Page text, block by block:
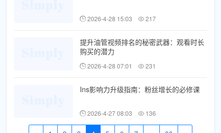
2026-4-28 15:03 217
提升油管视频排名的秘密武器：观看时长
购买的潜力
2026-4-28 07:01 231
Ins影响力升级指南：粉丝增长的必修课
2026-4-27 08:03 136